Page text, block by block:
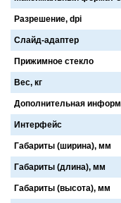
Разрешение, dpi
Слайд-адаптер
Прижимное стекло
Вес, кг
Дополнительная
Интерфейс
Габариты (ширина), мм
Габариты (длина), мм
Габариты (высота), мм